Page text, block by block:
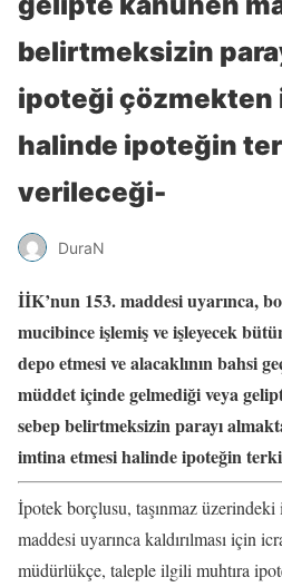
belirtmeksizin
ipoteği çözmekten
halinde ipoteğin
verileceği-
DuraN
İİK’nun 153. maddesi uyarınca,
mucibince işlemiş ve işleyecek
depo etmesi ve alacaklının bahsi
müddet içinde gelmediği veya
sebep belirtmeksizin parayı
imtina etmesi halinde ipoteğin
İpotek borçlusu, taşınmaz
maddesi uyarınca kaldırılması için
müdürlükçe, taleple ilgili muhtıra